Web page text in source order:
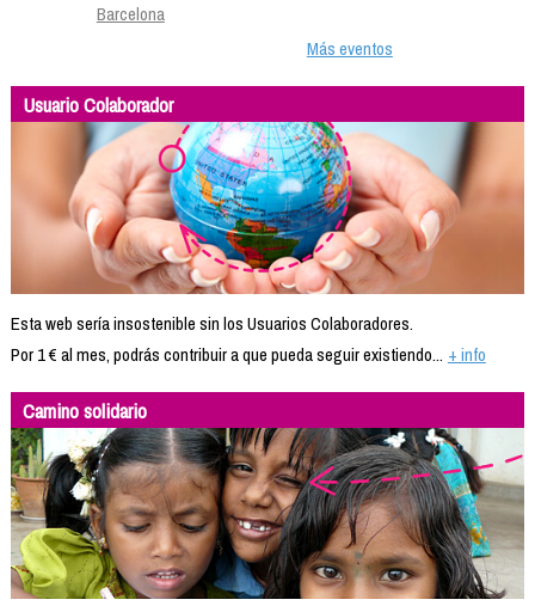
Barcelona
Más eventos
Usuario Colaborador
Esta web sería insostenible sin los Usuarios Colaboradores.
Por 1 € al mes, podrás contribuir a que pueda seguir existiendo... + info
Camino solidario